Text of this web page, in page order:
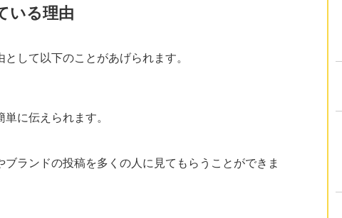
いる理由
して以下のことがあげられます。
に伝えられます。
ランドの投稿を多くの人に見てもらうことができま